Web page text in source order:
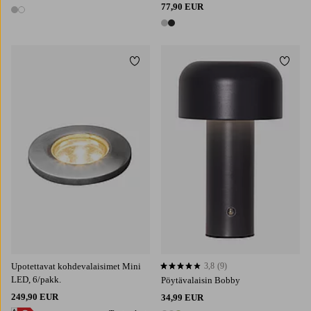
2 värejä
77,90 EUR
2 värejä
Upotettavat kohdevalaisimet Mini
LED, 6/pakk.
249,90 EUR
Lisää suosikkeihin
Pöytävalaisin Bobby
34,99 EUR
3,8 perustuen 9 arvosanaan
3,8 (9)
Lisää